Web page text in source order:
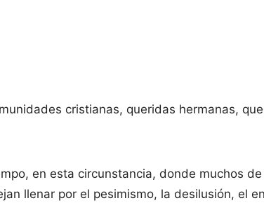
cristianas, queridas hermanas,
en esta circunstancia, donde muchos
llenar por el pesimismo, la desilusión, el